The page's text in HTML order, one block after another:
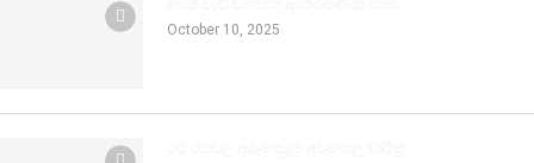
October 10, 2025